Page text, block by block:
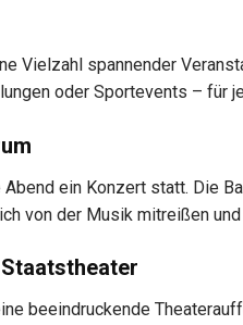
Vielzahl spannender
oder Sportevents – für
ein Konzert statt. Die
von der Musik mitreißen
beeindruckende